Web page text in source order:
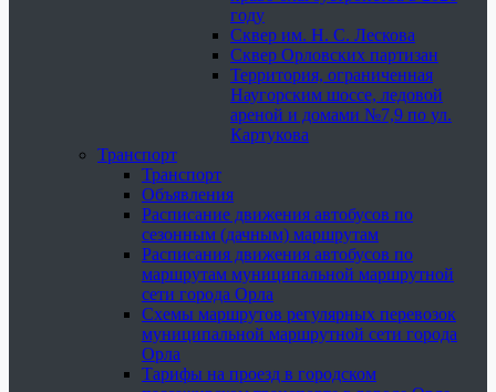
году
Сквер им. Н. С. Лескова
Сквер Орловских партизан
Территория, ограниченная
Наугорским шоссе, ледовой
ареной и домами №7,9 по ул.
Картукова
Транспорт
Транспорт
Объявления
Расписание движения автобусов по
сезонным (дачным) маршрутам
Расписания движения автобусов по
маршрутам муниципальной маршрутной
сети города Орла
Схемы маршрутов регулярных перевозок
муниципальной маршрутной сети города
Орла
Тарифы на проезд в городском